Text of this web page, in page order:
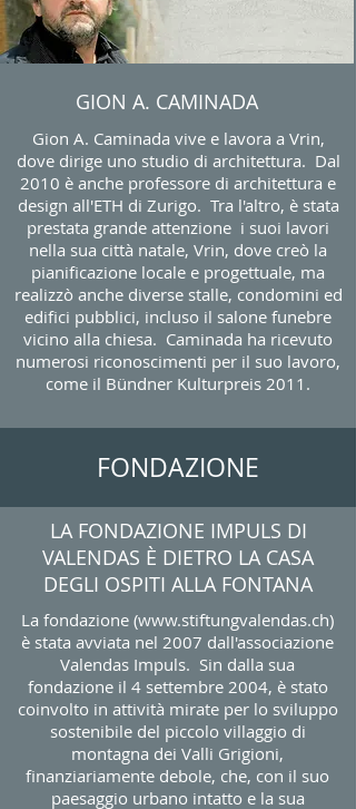
GION A. CAMINADA
Gion A. Caminada vive e lavora a Vrin,
dove dirige uno studio di architettura. Dal
2010 è anche professore di architettura e
design all'ETH di Zurigo. Tra l'altro, è stata
prestata grande attenzione i suoi lavori
nella sua città natale, Vrin, dove creò la
pianificazione locale e progettuale, ma
realizzò anche diverse stalle, condomini ed
edifici pubblici, incluso il salone funebre
vicino alla chiesa. Caminada ha ricevuto
numerosi riconoscimenti per il suo lavoro,
come il Bündner Kulturpreis 2011.
FONDAZIONE
LA FONDAZIONE IMPULS DI
VALENDAS È DIETRO LA CASA
DEGLI OSPITI ALLA FONTANA
La fondazione (www.stiftungvalendas.ch)
è stata avviata nel 2007 dall'associazione
Valendas Impuls. Sin dalla sua
fondazione il 4 settembre 2004, è stato
coinvolto in attività mirate per lo sviluppo
sostenibile del piccolo villaggio di
montagna dei Valli Grigioni,
finanziariamente debole, che, con il suo
paesaggio urbano intatto e la sua